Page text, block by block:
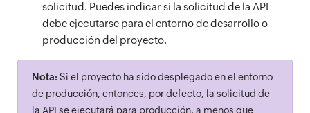
solicitud. Puedes indicar si la solicitud de la API
debe ejecutarse para el entorno de desarrollo o
producción del proyecto.
Nota: Si el proyecto ha sido desplegado en el entorno
de producción, entonces, por defecto, la solicitud de
la API se ejecutará para producción, a menos que